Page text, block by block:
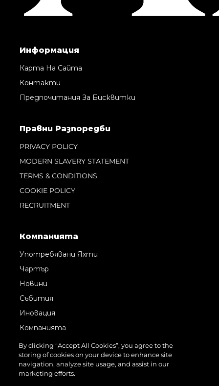
Информация
Карта На Сайта
Контакти
Предпочитания За Бисквитки
Правни Pазпоредби
PRIVACY POLICY
MODERN SLAVERY STATEMENT
TERMS & CONDITIONS
COOKIE POLICY
RECRUITMENT
Компанията
Употребявани Яхти
Чартър
Новини
Събития
Иновация
Компанията
Екипът
Лайфстайл
Наследство
By clicking “Accept All Cookies”, you agree to the
storing of cookies on your device to enhance site
navigation, analyze site usage, and assist in our
marketing efforts.